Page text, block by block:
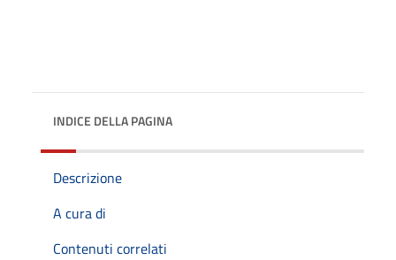
INDICE DELLA PAGINA
Descrizione
A cura di
Contenuti correlati